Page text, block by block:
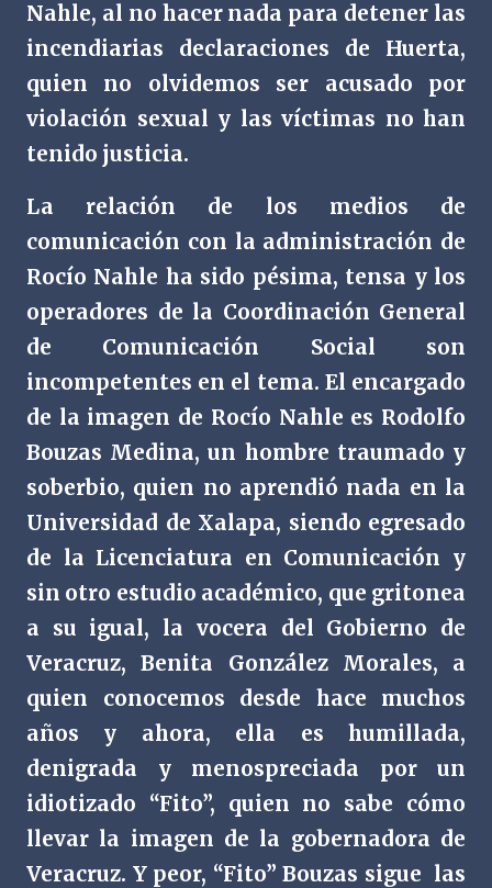
Nahle, al no hacer nada para detener las
incendiarias declaraciones de Huerta,
quien no olvidemos ser acusado por
violación sexual y las víctimas no han
tenido justicia.
La relación de los medios de
comunicación con la administración de
Rocío Nahle ha sido pésima, tensa y los
operadores de la Coordinación General
de Comunicación Social son
incompetentes en el tema. El encargado
de la imagen de Rocío Nahle es Rodolfo
Bouzas Medina, un hombre traumado y
soberbio, quien no aprendió nada en la
Universidad de Xalapa, siendo egresado
de la Licenciatura en Comunicación y
sin otro estudio académico, que gritonea
a su igual, la vocera del Gobierno de
Veracruz, Benita González Morales, a
quien conocemos desde hace muchos
años y ahora, ella es humillada,
denigrada y menospreciada por un
idiotizado “Fito”, quien no sabe cómo
llevar la imagen de la gobernadora de
Veracruz. Y peor, “Fito” Bouzas sigue las